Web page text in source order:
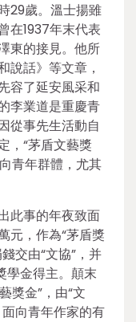
29歲。溫士揚雖
在1937年末代表
東的接見。他所
說話》等文章，
容了延安風采和
李業道是重慶青
從事先生活動自
，“茅盾文藝獎
青年群體，尤其
此事的年夜致面
元，作為“茅盾獎
交由“文協”，并
學金得主。顛末
獎金”，由“文
向青年作家的有